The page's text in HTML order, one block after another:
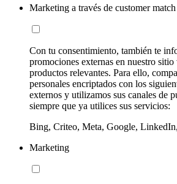
Marketing a través de customer match
Con tu consentimiento, también te
promociones externas en nuestro
productos relevantes. Para ello,
personales encriptados con los
externos y utilizamos sus canales de
siempre que ya utilices sus servicios:
Bing, Criteo, Meta, Google,
Marketing